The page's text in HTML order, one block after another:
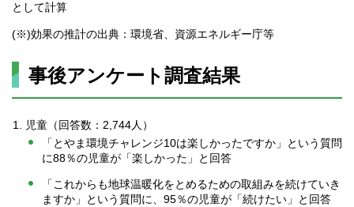
として計算
(※)効果の推計の出典：環境省、資源エネルギー庁等
事後アンケート調査結果
児童（回答数：2,744人）
「とやま環境チャレンジ10は楽しかったですか」という質問
に88％の児童が「楽しかった」と回答
「これからも地球温暖化をとめるための取組みを続けていき
ますか」という質問に、95％の児童が「続けたい」と回答